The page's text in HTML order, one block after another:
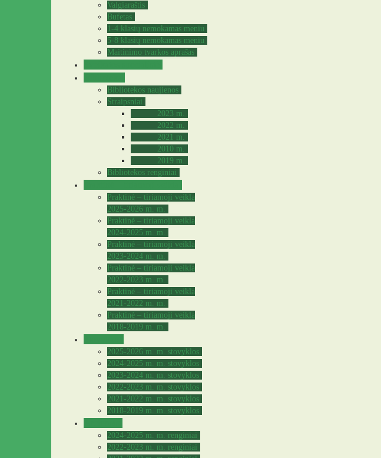
Valgiaraštis
Bufetas
1-4 klasių nemokamas meniu
5-8 klasių nemokamas meniu
Maitinimo tvarkos aprašas
Bibliotekos naujienos
Straipsniai
2023 m.
2022 m.
2021 m.
2010 m.
2019 m.
Bibliotekos renginiai
Praktinė – tiriamoji veikla
2025-2026 m. m.
Praktinė – tiriamoji veikla
2024-2025 m. m.
Praktinė – tiriamoji veikla
2023-2024 m. m.
Praktinė – tiriamoji veikla
2022-2023 m. m.
Praktinė – tiriamoji veikla
2021-2022 m. m.
Praktinė – tiriamoji veikla
2018-2019 m. m.
2025-2026 m. m. stovyklos
2024-2025 m. m. stovyklos
2023-2024 m. m. stovyklos
2022-2023 m. m. stovyklos
2021-2022 m. m. stovyklos
2018-2019 m. m. stovyklos
2024-2025 m. m. renginiai
2022-2023 m. m. renginiai